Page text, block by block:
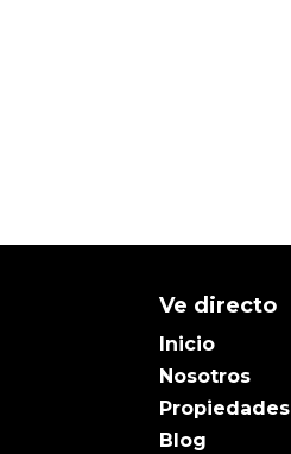
Ve directo
Inicio
Nosotros
Propiedades
Blog